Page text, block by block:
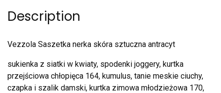
Description
Vezzola Saszetka nerka skóra sztuczna antracyt
sukienka z siatki w kwiaty, spodenki joggery, kurtka
przejściowa chłopięca 164, kumulus, tanie meskie ciuchy,
czapka i szalik damski, kurtka zimowa młodzieżowa 170,